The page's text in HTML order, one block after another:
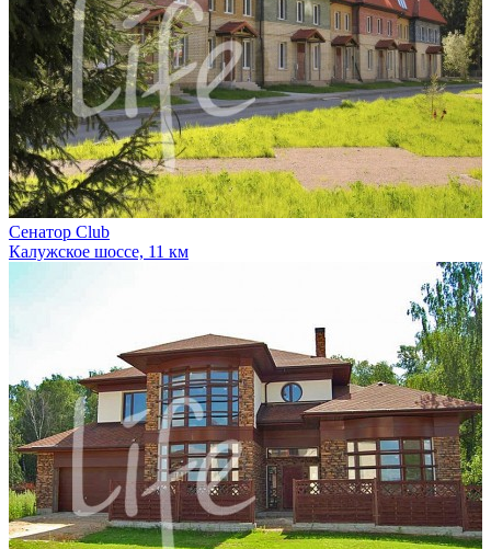
Сенатор Сlub
Калужское шоссе, 11 км